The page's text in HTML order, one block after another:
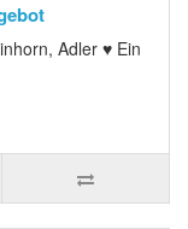
Adler ♥ Ein